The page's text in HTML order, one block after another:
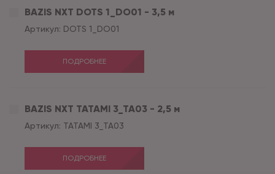
BAZIS NXT DOTS 1_DO01 - 3,5 м
Артикул: DOTS 1_DO01
ПОДРОБНЕЕ
BAZIS NXT TATAMI 3_TA03 - 2,5 м
Артикул: TATAMI 3_TA03
ПОДРОБНЕЕ